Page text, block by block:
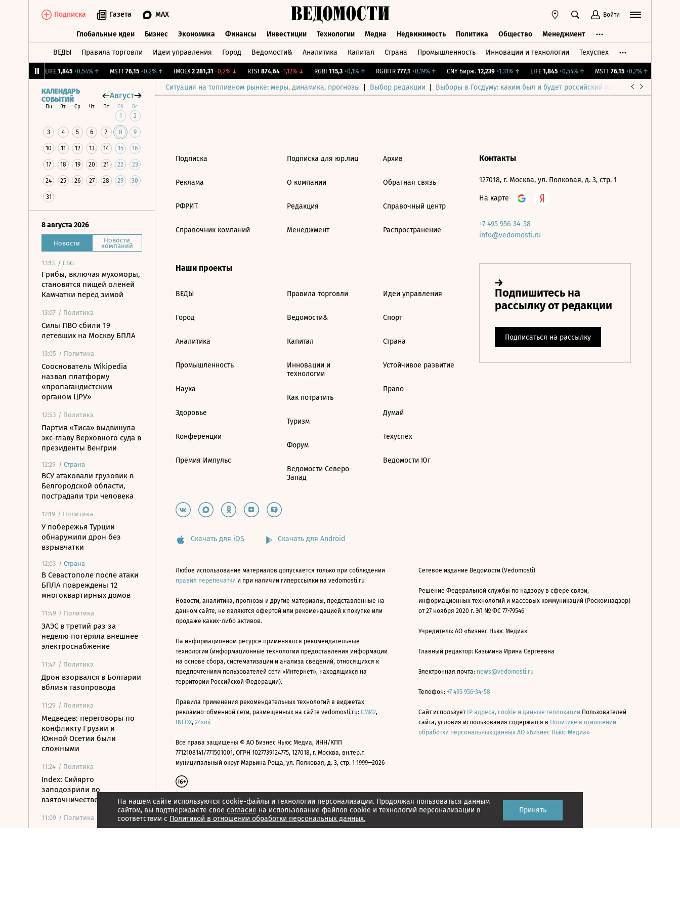
Подписка Газета MAX Войти
Глобальные идеи Бизнес Экономика Финансы Инвестиции Технологии Медиа Недвижимость Политика Общество Менеджмент
ВЕДЫ Правила торговли Идеи управления Город Ведомости& Аналитика Капитал Страна Промышленность Инновации и технологии Техуспех
LIFE 1,845 +0,54%↑ MSTT 76,15 +0,2%↑ IMOEX 2 281,31 -0,2%↓ RTSI 874,64 -1,12%↓ RGBI 115,3 +0,1%↑ RGBITR 777,1 +0,19%↑ CNY Бирж. 12,239 +1,31%↑ LIFE 1,845 +0,54%↑ MSTT 76,15 +0,2%↑
Ситуация на топливном рынке: меры, динамика, прогнозы Выбор редакции Выборы в Госдуму: каким был и будет российский парламент
КАЛЕНДАРЬ
СОБЫТИЙ
Август
Пн Вт Ср Чт Пт Сб Вс
1 2
3 4 5 6 7 8 9
10 11 12 13 14 15 16
17 18 19 20 21 22 23
24 25 26 27 28 29 30
31
8 августа 2026
Новости Новости
компаний
13:13 / ESG
Грибы, включая мухоморы,
становятся пищей оленей
Камчатки перед зимой
13:07 / Политика
Силы ПВО сбили 19
летевших на Москву БПЛА
13:05 / Политика
Сооснователь Wikipedia
назвал платформу
«пропагандистским
органом ЦРУ»
12:53 / Политика
Партия «Тиса» выдвинула
экс-главу Верховного суда в
президенты Венгрии
12:29 / Страна
ВСУ атаковали грузовик в
Белгородской области,
пострадали три человека
12:19 / Политика
У побережья Турции
обнаружили дрон без
взрывчатки
12:03 / Страна
В Севастополе после атаки
БПЛА повреждены 12
многоквартирных домов
11:49 / Политика
ЗАЭС в третий раз за
неделю потеряла внешнее
электроснабжение
11:47 / Политика
Дрон взорвался в Болгарии
вблизи газопровода
11:29 / Политика
Медведев: переговоры по
конфликту Грузии и
Южной Осетии были
сложными
11:24 / Политика
Index: Сийярто
заподозрили во
взяточничестве
11:09 / Политика
Турция ограничила проход
На нашем сайте используются cookie-файлы и технологии персонализации. Продолжая пользоваться данным
сайтом, вы подтверждаете свое согласие на использование файлов cookie и технологий персонализации в
соответствии с Политикой в отношении обработки персональных данных.
Принять
Подписка
Реклама
РФРИТ
Справочник компаний
Подписка для юр.лиц
О компании
Редакция
Менеджмент
Архив
Обратная связь
Справочный центр
Распространение
Наши проекты
ВЕДЫ
Город
Аналитика
Промышленность
Наука
Здоровье
Конференции
Премия Импульс
Правила торговли
Ведомости&
Капитал
Инновации и
технологии
Как потратить
Туризм
Форум
Ведомости Северо-
Запад
Идеи управления
Спорт
Страна
Устойчивое развитие
Право
Думай
Техуспех
Ведомости Юг
Контакты
127018, г. Москва, ул. Полковая, д. 3, стр. 1
На карте
+7 495 956-34-58
info@vedomosti.ru
Скачать для iOS Скачать для Android
Любое использование материалов допускается только при соблюдении
правил перепечатки и при наличии гиперссылки на vedomosti.ru
Новости, аналитика, прогнозы и другие материалы, представленные на
данном сайте, не являются офертой или рекомендацией к покупке или
продаже каких-либо активов.
На информационном ресурсе применяются рекомендательные
технологии (информационные технологии предоставления информации
на основе сбора, систематизации и анализа сведений, относящихся к
предпочтениям пользователей сети «Интернет», находящихся на
территории Российской Федерации).
Правила применения рекомендательных технологий в виджетах
рекламно-обменной сети, размещенных на сайте vedomosti.ru: СМИ2,
INFOX, 24smi
Все права защищены © АО Бизнес Ньюс Медиа, ИНН/КПП
7712108141/771501001, ОГРН 1027739124775, 127018, г. Москва, вн.тер.г.
муниципальный округ Марьина Роща, ул. Полковая, д. 3, стр. 1 1999—2026
Сетевое издание Ведомости (Vedomosti)
Решение Федеральной службы по надзору в сфере связи,
информационных технологий и массовых коммуникаций (Роскомнадзор)
от 27 ноября 2020 г. ЭЛ № ФС 77-79546
Учредитель: АО «Бизнес Ньюс Медиа»
Главный редактор: Казьмина Ирина Сергеевна
Электронная почта: news@vedomosti.ru
Телефон: +7 495 956-34-58
Сайт использует IP адреса, cookie и данные геолокации Пользователей
сайта, условия использования содержатся в Политике в отношении
обработки персональных данных АО «Бизнес Ньюс Медиа»